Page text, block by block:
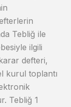
Tebliğ ile
ilgili
defteri,
kurul toplantı
Tebliğ 1